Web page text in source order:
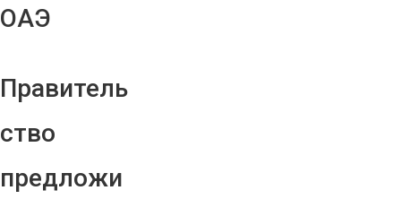
ОАЭ
Правитель
ство
предложи